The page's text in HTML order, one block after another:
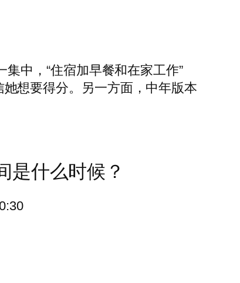
集中，“住宿加早餐和在家工作”
想要得分。另一方面，中年版本
是什么时候？